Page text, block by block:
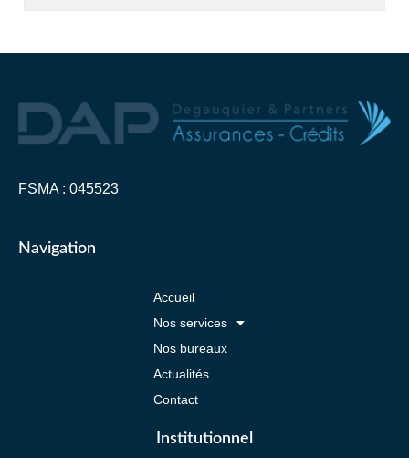
FSMA : 045523
Navigation
Accueil
Nos services
Nos bureaux
Actualités
Contact
Institutionnel